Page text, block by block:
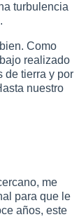
turbulencia
Como
realizado
de tierra y por
nuestro
me
para que le
años, este